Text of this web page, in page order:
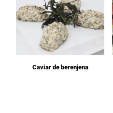
Caviar de berenjena